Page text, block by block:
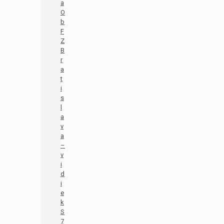
a
O
b
F
Z
B
r
a
t
i
s
a
v
a
–
v
i
d
i
e
k
S
7